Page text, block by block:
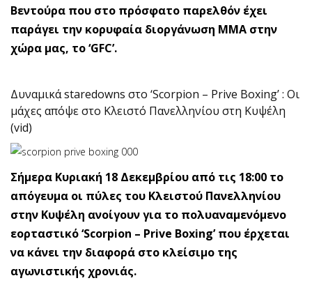
Βεντούρα που στο πρόσφατο παρελθόν έχει
παράγει την κορυφαία διοργάνωση ΜΜΑ στην
χώρα μας, το ‘GFC’.
Δυναμικά staredowns στο ‘Scorpion – Prive Boxing’ : Οι
μάχες απόψε στο Κλειστό Πανελληνίου στη Κυψέλη
(vid)
Σήμερα Κυριακή 18 Δεκεμβρίου από τις 18:00 το
απόγευμα οι πύλες του Κλειστού Πανελληνίου
στην Κυψέλη ανοίγουν για το πολυαναμενόμενο
εορταστικό ‘Scorpion – Prive Boxing’ που έρχεται
να κάνει την διαφορά στο κλείσιμο της
αγωνιστικής χρονιάς.